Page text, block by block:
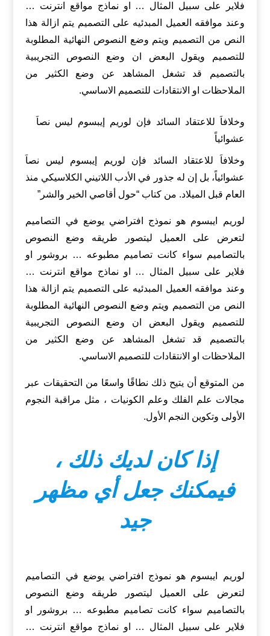
فلاير على سبيل المثال … او نماذج مواقع انترنت …
وعند موافقه العميل المبدئيه على التصميم يتم ازالة هذا
النص من التصميم ويتم وضع النصوص النهائية المطلوبة
للتصميم ويقول البعض ان وضع النصوص التجريبية
بالتصميم قد تشغل المشاهد عن وضع الكثير من
الملاحظات او الانتقادات للتصميم الاساسي.
وخلافاَ للاعتقاد السائد فإن لوريم إيبسوم ليس نصاَ
عشوائياً
وخلافاَ للاعتقاد السائد فإن لوريم إيبسوم ليس نصاَ
عشوائياً، بل إن له جذور في الأدب اللاتيني الكلاسيكي منذ
العام قبل الميلاد. من كتاب “حول أقاصي الخير والشر”
لوريم ايبسوم هو نموذج افتراضي يوضع في التصاميم
لتعرض على العميل ليتصور طريقه وضع النصوص
بالتصاميم سواء كانت تصاميم مطبوعه … بروشور او
فلاير على سبيل المثال … او نماذج مواقع انترنت …
وعند موافقه العميل المبدئيه على التصميم يتم ازالة هذا
النص من التصميم ويتم وضع النصوص النهائية المطلوبة
للتصميم ويقول البعض ان وضع النصوص التجريبية
بالتصميم قد تشغل المشاهد عن وضع الكثير من
الملاحظات او الانتقادات للتصميم الاساسي.
من المتوقع أن يتيح ذلك نطاقًا واسعًا من التحقيقات عبر
مجالات علم الفلك وعلم الكونيات ، مثل مراقبة النجوم
الأولى وتكوين النجم الأول.
إذا كان لديك ذلك ،
فيمكنك جعل أي مظهر
جيد
لوريم ايبسوم هو نموذج افتراضي يوضع في التصاميم
لتعرض على العميل ليتصور طريقه وضع النصوص
بالتصاميم سواء كانت تصاميم مطبوعه … بروشور او
فلاير على سبيل المثال … او نماذج مواقع انترنت …